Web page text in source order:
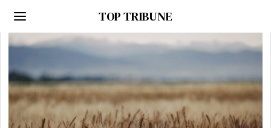
TOP TRIBUNE